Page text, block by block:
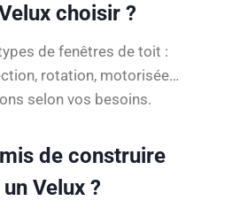
choisir ?
de fenêtres de toit :
rotation, motorisée…
selon vos besoins.
de construire
Velux ?